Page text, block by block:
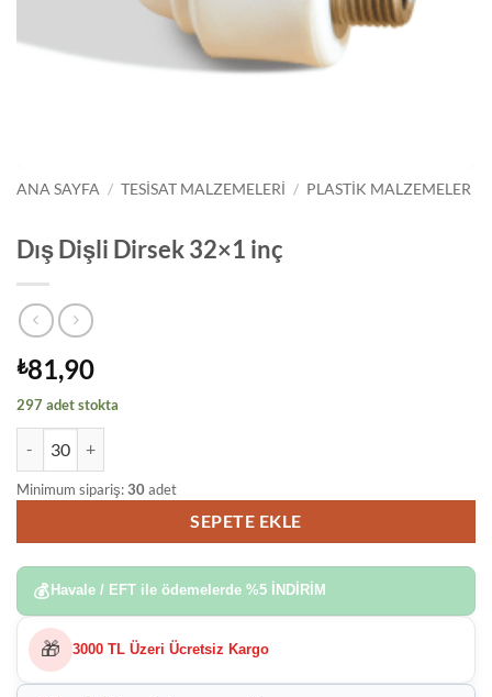
ANA SAYFA / TESISAT MALZEMELERI / PLASTIK MALZEMELER
Dış Dişli Dirsek 32×1 inç
₺81,90
297 adet stokta
Minimum sipariş:30adet
SEPETE EKLE
💰 Havale / EFT ile ödemelerde %5 İNDİRİM
🎁 3000 TL Üzeri Ücretsiz Kargo